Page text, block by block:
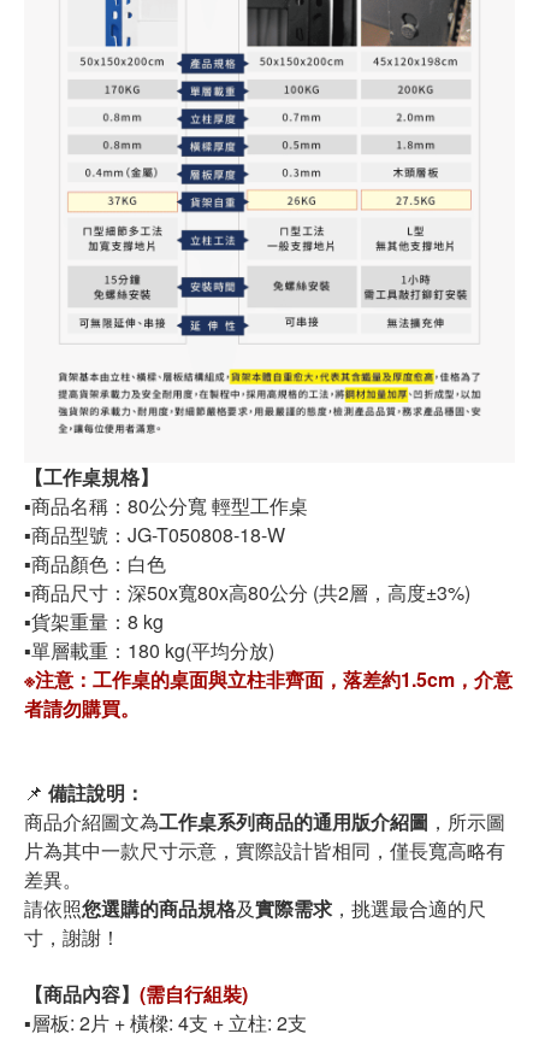
【工作桌規格】
▪️商品名稱：80公分寬 輕型工作桌
▪️商品型號：JG-T050808-18-W
▪️商品顏色：白色
▪️商品尺寸：深50x寬80x高80公分 (共2層，高度±3%)
▪️貨架重量：8 kg
▪️單層載重：180 kg(平均分放)
※注意：工作桌的桌面與立柱非齊面，落差約1.5cm，介意
者請勿購買。
📌 備註說明：
商品介紹圖文為工作桌系列商品的通用版介紹圖 ，所示圖
片為其中一款尺寸示意，實際設計皆相同，僅長寬高略有
差異。
請依照您選購的商品規格及實際需求 ，挑選最合適的尺
寸，謝謝！
【商品內容】 (需自行組裝)
▪️層板: 2片 + 橫樑: 4支 + 立柱: 2支